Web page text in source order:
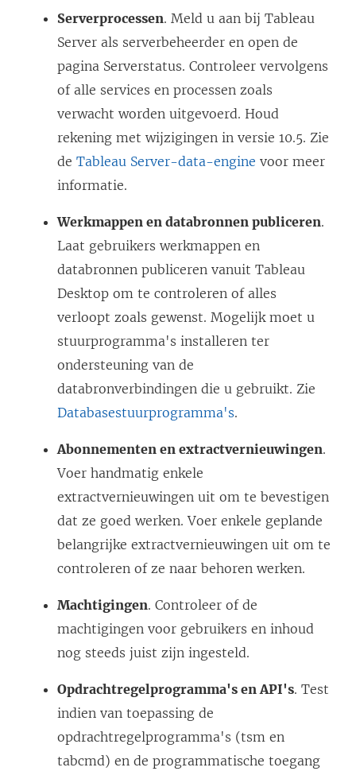
)
Serverprocessen. Meld u aan bij Tableau
Server als serverbeheerder en open de
pagina Serverstatus. Controleer vervolgens
of alle services en processen zoals
verwacht worden uitgevoerd. Houd
rekening met wijzigingen in versie 10.5. Zie
de Tableau Server-data-engine voor meer
informatie.
Werkmappen en databronnen publiceren.
Laat gebruikers werkmappen en
databronnen publiceren vanuit Tableau
Desktop om te controleren of alles
verloopt zoals gewenst. Mogelijk moet u
stuurprogramma's installeren ter
ondersteuning van de
databronverbindingen die u gebruikt. Zie
Databasestuurprogramma's.
Abonnementen en extractvernieuwingen.
Voer handmatig enkele
extractvernieuwingen uit om te bevestigen
dat ze goed werken. Voer enkele geplande
belangrijke extractvernieuwingen uit om te
controleren of ze naar behoren werken.
Machtigingen. Controleer of de
machtigingen voor gebruikers en inhoud
nog steeds juist zijn ingesteld.
Opdrachtregelprogramma's en API's. Test
indien van toepassing de
opdrachtregelprogramma's (tsm en
tabcmd) en de programmatische toegang